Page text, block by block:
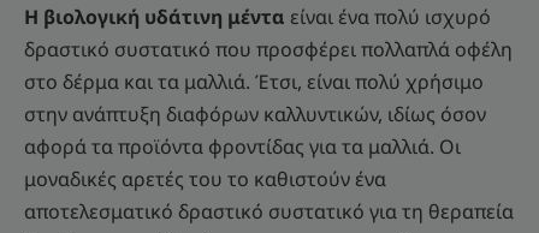
Η βιολογική υδάτινη μέντα είναι ένα πολύ ισχυρό
δραστικό συστατικό που προσφέρει πολλαπλά οφέλη
στο δέρμα και τα μαλλιά. Έτσι, είναι πολύ χρήσιμο
στην ανάπτυξη διαφόρων καλλυντικών, ιδίως όσον
αφορά τα προϊόντα φροντίδας για τα μαλλιά. Οι
μοναδικές αρετές του το καθιστούν ένα
αποτελεσματικό δραστικό συστατικό για τη θεραπεία